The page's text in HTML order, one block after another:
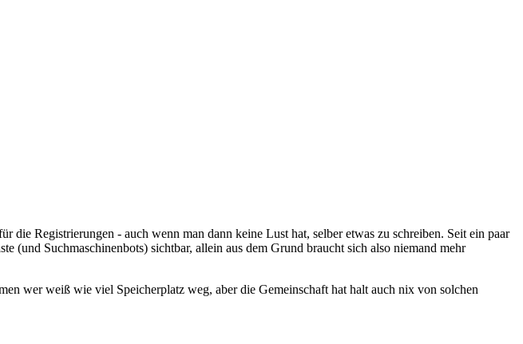
Registrierungen - auch wenn man dann keine Lust hat, selber etwas zu schreiben. Seit ein paar
(und Suchmaschinenbots) sichtbar, allein aus dem Grund braucht sich also niemand mehr
wer weiß wie viel Speicherplatz weg, aber die Gemeinschaft hat halt auch nix von solchen